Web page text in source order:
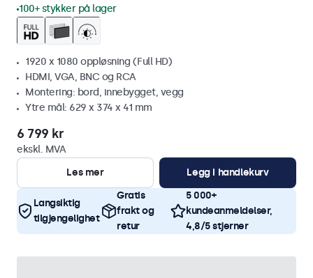
100+ stykker på lager
1920 x 1080 oppløsning (Full HD)
HDMI, VGA, BNC og RCA
Montering: bord, innebygget, vegg
Ytre mål: 629 x 374 x 41 mm
6 799 kr
ekskl. MVA
Les mer
Legg i handlekurv
Langsiktig
tilgjengelighet
Gratis
frakt og
retur
5 000+
kundeanmeldelser,
4,8/5 stjerner